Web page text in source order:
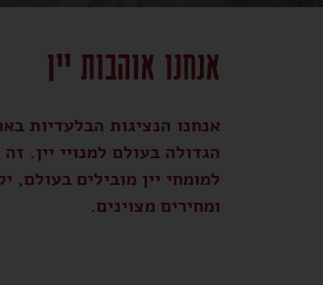
אנחנו אוהבות יין
אנחנו הנציגות הבלעדיות
הגדולה בעולם למנויי יין.
למומחי יין מובילים בעולם,
ומחירים מצוינים.